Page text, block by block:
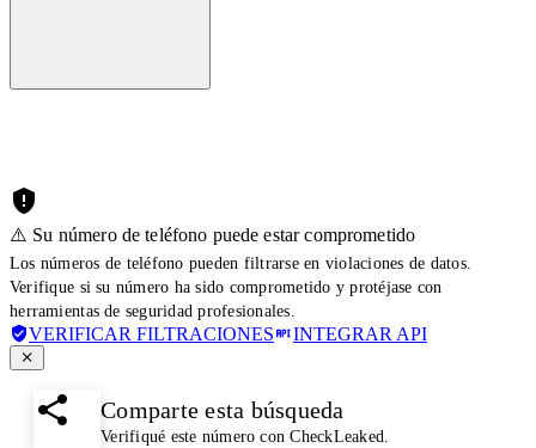
⚠️ Su número de teléfono puede estar comprometido
Los números de teléfono pueden filtrarse en violaciones de datos.
Verifique si su número ha sido comprometido y protéjase con
herramientas de seguridad profesionales.
VERIFICAR FILTRACIONES INTEGRAR API
Comparte esta búsqueda
Verifiqué este número con CheckLeaked.